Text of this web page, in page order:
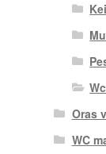
Oras
WC